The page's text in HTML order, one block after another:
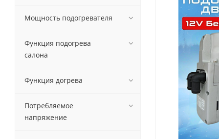
Мощность подогревателя
Функция подогрева
салона
Функция догрева
Потребляемое
напряжение